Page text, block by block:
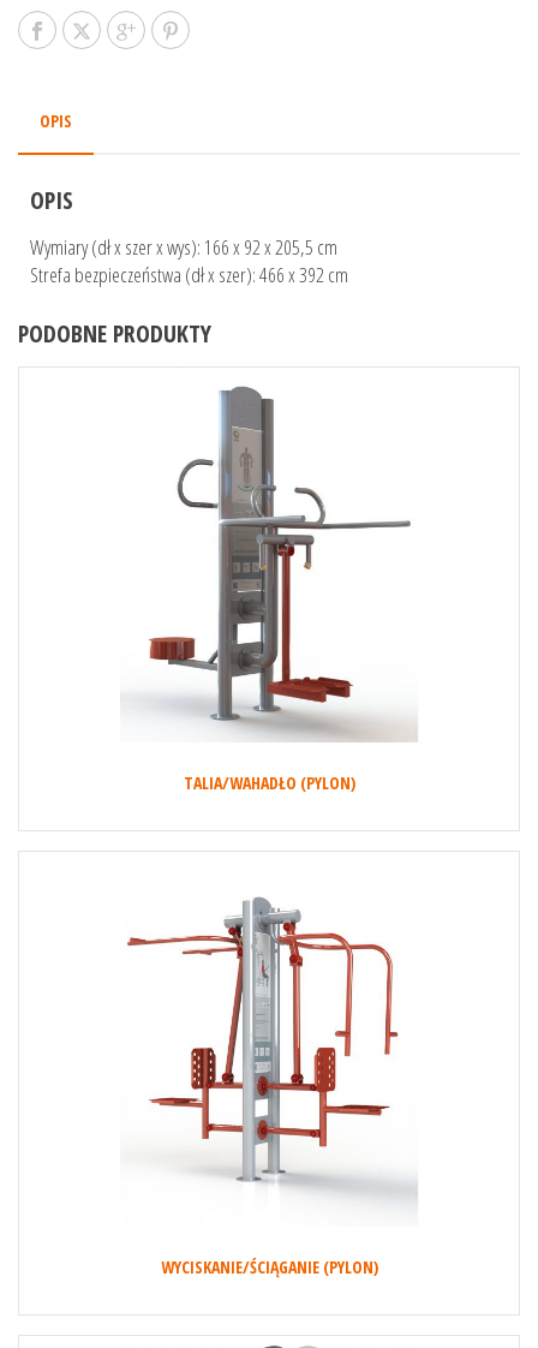
OPIS
OPIS
Wymiary (dł x szer x wys): 166 x 92 x 205,5 cm
Strefa bezpieczeństwa (dł x szer): 466 x 392 cm
PODOBNE PRODUKTY
TALIA/WAHADŁO (PYLON)
WYCISKANIE/ŚCIĄGANIE (PYLON)